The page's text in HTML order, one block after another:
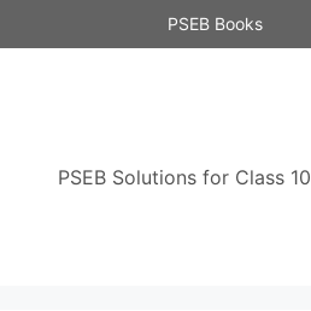
PSEB Books
PSEB Solutions for Class 10